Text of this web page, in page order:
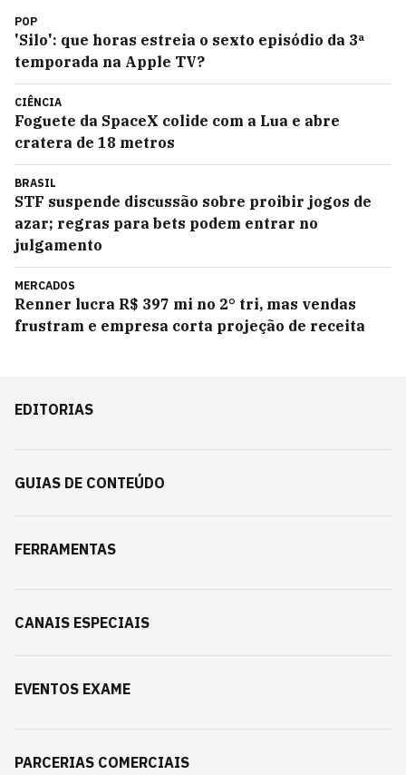
POP
'Silo': que horas estreia o sexto episódio da 3ª
temporada na Apple TV?
CIÊNCIA
Foguete da SpaceX colide com a Lua e abre
cratera de 18 metros
BRASIL
STF suspende discussão sobre proibir jogos de
azar; regras para bets podem entrar no
julgamento
MERCADOS
Renner lucra R$ 397 mi no 2° tri, mas vendas
frustram e empresa corta projeção de receita
EDITORIAS
GUIAS DE CONTEÚDO
FERRAMENTAS
CANAIS ESPECIAIS
EVENTOS EXAME
PARCERIAS COMERCIAIS